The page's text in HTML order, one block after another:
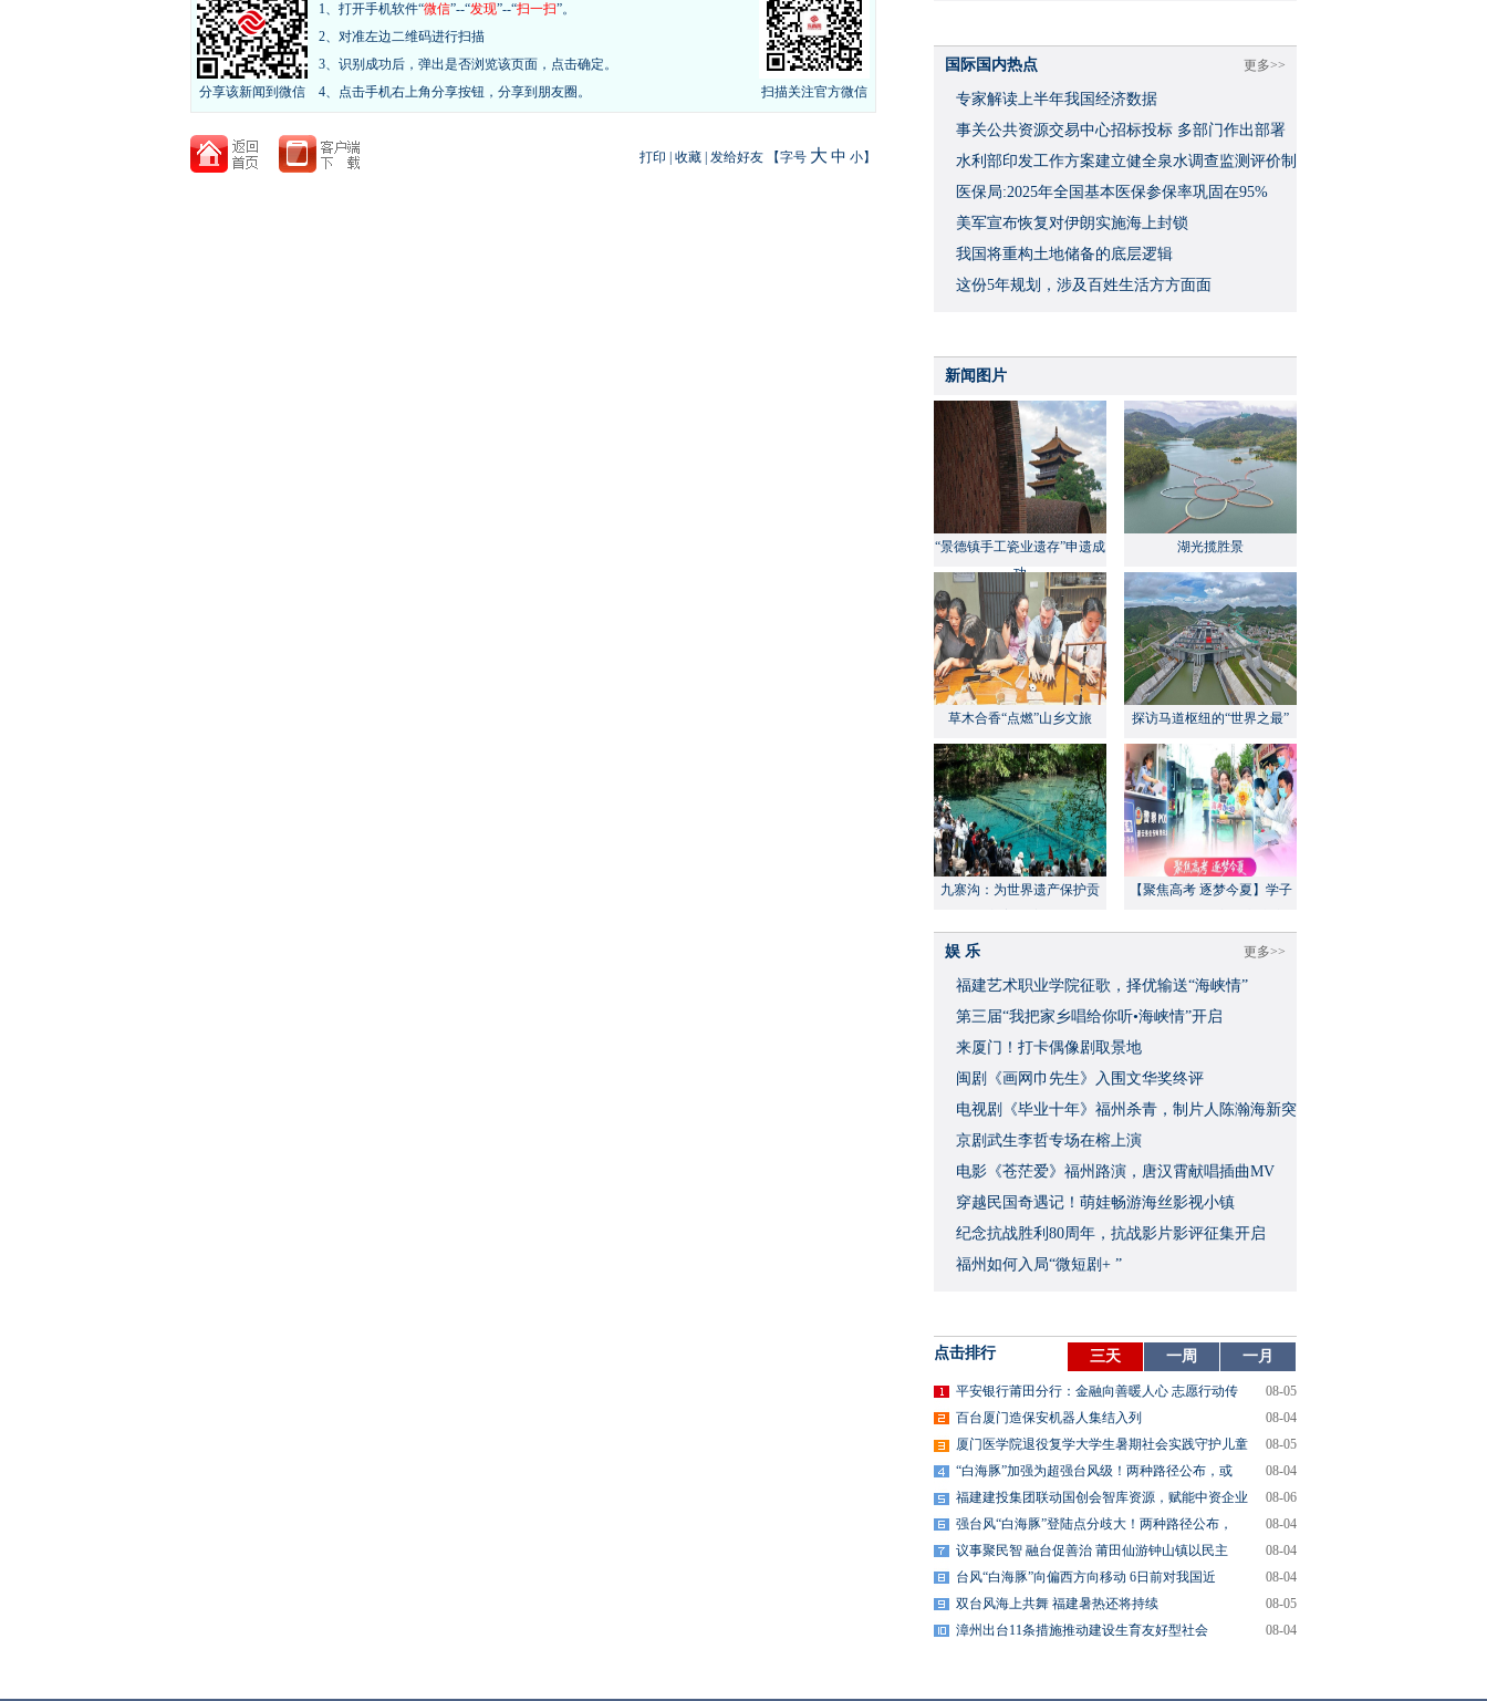
扫描关注官方微信
分享该新闻到微信
1、打开手机软件“微信”--“发现”--“扫一扫”。
2、对准左边二维码进行扫描
3、识别成功后，弹出是否浏览该页面，点击确定。
4、点击手机右上角分享按钮，分享到朋友圈。
打印 收藏 发给好友 【字号 大 中 小】
更多>>
国际国内热点
专家解读上半年我国经济数据
事关公共资源交易中心招标投标 多部门作出部署
水利部印发工作方案建立健全泉水调查监测评价制
度
医保局:2025年全国基本医保参保率巩固在95%
美军宣布恢复对伊朗实施海上封锁
我国将重构土地储备的底层逻辑
这份5年规划，涉及百姓生活方方面面
新闻图片
“景德镇手工瓷业遗存”申遗成
功
湖光揽胜景
草木合香“点燃”山乡文旅 探访马道枢纽的“世界之最”
九寨沟：为世界遗产保护贡
【聚焦高考 逐梦今夏】学子
更多>>
娱 乐
福建艺术职业学院征歌，择优输送“海峡情”
​第三届“我把家乡唱给你听•海峡情”开启
来厦门！打卡偶像剧取景地
闽剧《画网巾先生》入围文华奖终评
​电视剧《毕业十年》福州杀青，制片人陈瀚海新突
破
京剧武生李哲专场在榕上演
​电影《苍茫爱》福州路演，唐汉霄献唱插曲MV
穿越民国奇遇记！萌娃畅游海丝影视小镇
​纪念抗战胜利80周年，抗战影片影评征集开启
福州如何入局“微短剧+ ”
点击排行 三天 一周 一月
平安银行莆田分行：金融向善暖人心 志愿行动传
08-05
百台厦门造保安机器人集结入列
08-04
厦门医学院退役复学大学生暑期社会实践守护儿童
08-05
“白海豚”加强为超强台风级！两种路径公布，或
08-04
福建建投集团联动国创会智库资源，赋能中资企业
08-06
强台风“白海豚”登陆点分歧大！两种路径公布，
08-04
议事聚民智 融台促善治 莆田仙游钟山镇以民主
08-04
台风“白海豚”向偏西方向移动 6日前对我国近
08-04
双台风海上共舞 福建暑热还将持续
08-05
漳州出台11条措施推动建设生育友好型社会
08-04